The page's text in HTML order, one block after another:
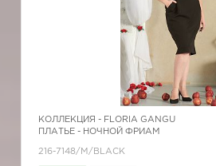
КОЛЛЕКЦИЯ - FLORIA GANGU
ПЛАТЬЕ - НОЧНОЙ ФРИАМ
216-7148/М/BLACK